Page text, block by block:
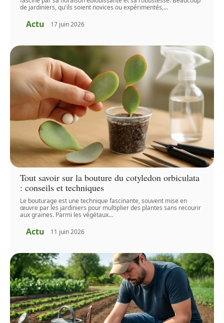
de jardiniers, qu'ils soient novices ou expérimentés,…
Actu 17 juin 2026
Tout savoir sur la bouture du cotyledon orbiculata
: conseils et techniques
Le bouturage est une technique fascinante, souvent mise en
œuvre par les jardiniers pour multiplier des plantes sans recourir
aux graines. Parmi les végétaux…
Actu 11 juin 2026